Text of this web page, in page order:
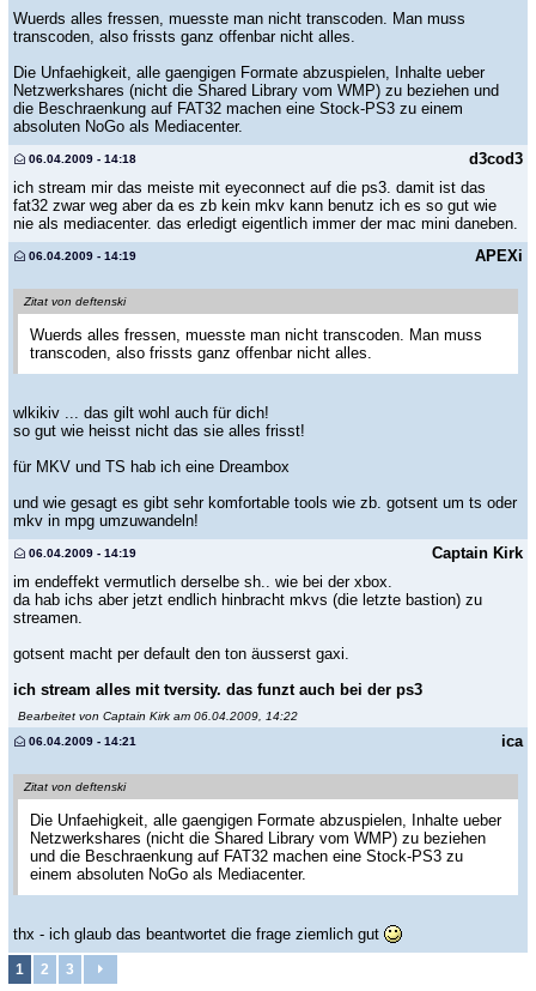
Wuerds alles fressen, muesste man nicht transcoden. Man muss
transcoden, also frissts ganz offenbar nicht alles.
Die Unfaehigkeit, alle gaengigen Formate abzuspielen, Inhalte ueber
Netzwerkshares (nicht die Shared Library vom WMP) zu beziehen und
die Beschraenkung auf FAT32 machen eine Stock-PS3 zu einem
absoluten NoGo als Mediacenter.
d3cod3
06.04.2009 - 14:18
ich stream mir das meiste mit eyeconnect auf die ps3. damit ist das
fat32 zwar weg aber da es zb kein mkv kann benutz ich es so gut wie
nie als mediacenter. das erledigt eigentlich immer der mac mini daneben.
APEXi
06.04.2009 - 14:19
Zitat von deftenski
Wuerds alles fressen, muesste man nicht transcoden. Man muss
transcoden, also frissts ganz offenbar nicht alles.
wlkikiv ... das gilt wohl auch für dich!
so gut wie heisst nicht das sie alles frisst!
für MKV und TS hab ich eine Dreambox
und wie gesagt es gibt sehr komfortable tools wie zb. gotsent um ts oder
mkv in mpg umzuwandeln!
Captain Kirk
06.04.2009 - 14:19
im endeffekt vermutlich derselbe sh.. wie bei der xbox.
da hab ichs aber jetzt endlich hinbracht mkvs (die letzte bastion) zu
streamen.
gotsent macht per default den ton äusserst gaxi.
ich stream alles mit tversity. das funzt auch bei der ps3
Bearbeitet von Captain Kirk am 06.04.2009, 14:22
ica
06.04.2009 - 14:21
Zitat von deftenski
Die Unfaehigkeit, alle gaengigen Formate abzuspielen, Inhalte ueber
Netzwerkshares (nicht die Shared Library vom WMP) zu beziehen
und die Beschraenkung auf FAT32 machen eine Stock-PS3 zu
einem absoluten NoGo als Mediacenter.
thx - ich glaub das beantwortet die frage ziemlich gut
1 2 3